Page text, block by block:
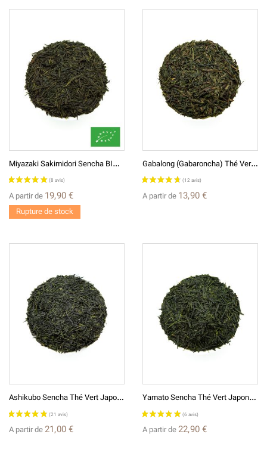
(4 avis)
M
Iyazaki Sakimidori Sencha BIO* Thé Vert Japonais 宮崎煎茶
A partir de 19,90 €
Rupture de stock
G
Abalong (Gabaroncha) Thé Vert Du Japon
A partir de 13,90 €
A
Shikubo Sencha Thé Vert Japonais 足久保 煎茶
A partir de 21,00 €
Y
Amato Sencha Thé Vert Japonais 大和煎茶
A partir de 22,90 €